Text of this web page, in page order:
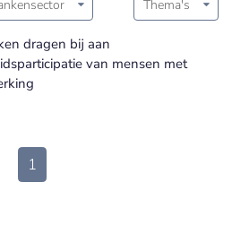
Thema's
dragen bij aan
van mensen met
1